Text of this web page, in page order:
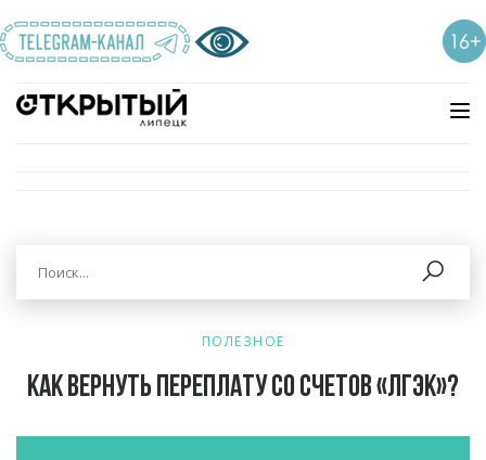
ПОЛЕЗНОЕ
Как вернуть переплату со счетов «ЛГЭК»?